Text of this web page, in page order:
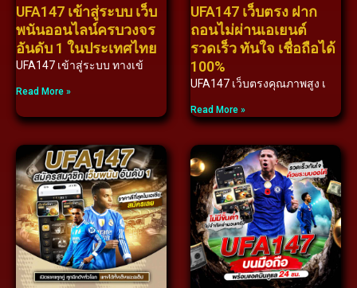
UFA147 เข้าสู่ระบบ เว็บ
พนันออนไลน์ครบวงจร
อันดับ 1 ในประเทศไทย
UFA147 เข้าสู่ระบบ ทางเข้
Read More »
UFA147 เว็บตรง ฝาก
ถอนไม่ผ่านเอเยนต์
รวดเร็ว ทันใจ เชื่อถือได้
100%
UFA147 เว็บตรงคุณภาพสูง เ
Read More »